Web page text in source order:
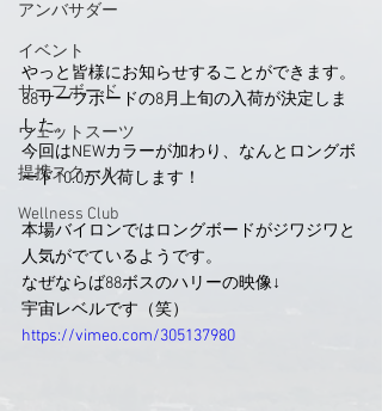
アンバサダー
イベント
サーフボード
ウェットスーツ
提携スクール
Wellness Club
やっと皆様にお知らせすることができます。
88サーフボードの8月上旬の入荷が決定しま
した。
今回はNEWカラーが加わり、なんとロングボ
ード10.0が入荷します！
本場バイロンではロングボードがジワジワと
人気がでているようです。
なぜならば88ボスのハリーの映像↓
宇宙レベルです（笑）
https://vimeo.com/305137980